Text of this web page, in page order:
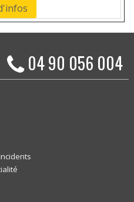
04 90 056 004